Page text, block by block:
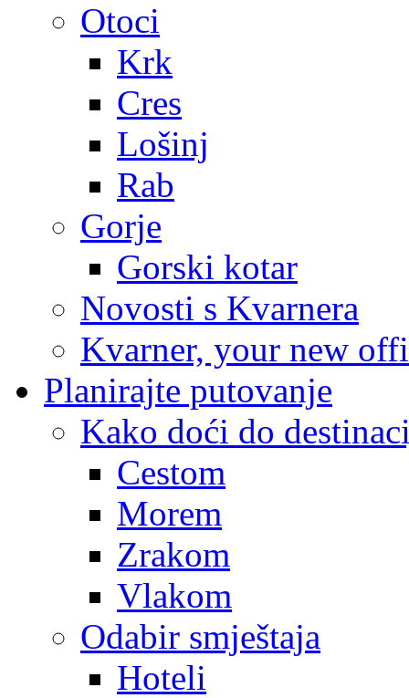
Otoci
Krk
Cres
Lošinj
Rab
Gorje
Gorski kotar
Novosti s Kvarnera
Kvarner, your new
Planirajte putovanje
Kako doći do
Cestom
Morem
Zrakom
Vlakom
Odabir smještaja
Hoteli